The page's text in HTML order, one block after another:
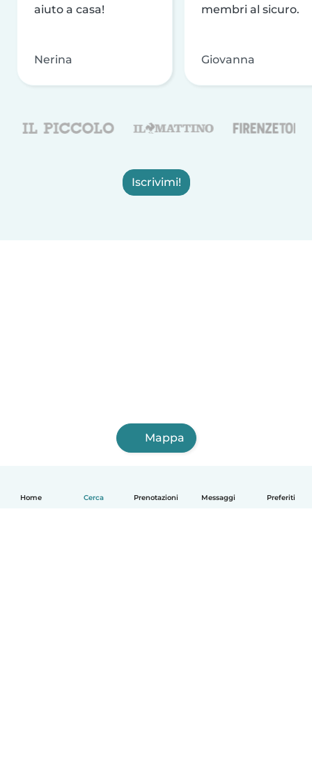
Home Cerca Prenotazioni Messaggi Preferiti
aiuto a casa!
Nerina
membri al sicuro.
Giovanna
Iscrivimi!
Mappa